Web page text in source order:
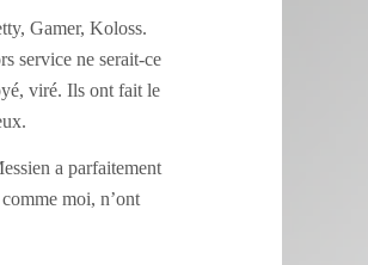
Gamer, Koloss.
service ne serait-ce
viré. Ils ont fait le
a parfaitement
moi, n’ont